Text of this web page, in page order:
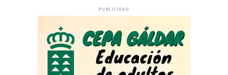
PUBLICIDAD